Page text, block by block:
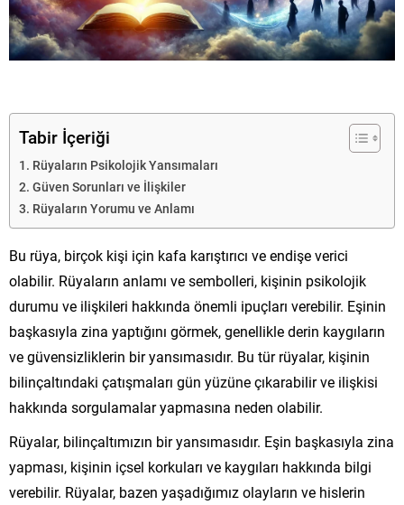
Tabir İçeriği
Rüyaların Psikolojik Yansımaları
Güven Sorunları ve İlişkiler
Rüyaların Yorumu ve Anlamı
Bu rüya, birçok kişi için kafa karıştırıcı ve endişe verici
olabilir. Rüyaların anlamı ve sembolleri, kişinin psikolojik
durumu ve ilişkileri hakkında önemli ipuçları verebilir. Eşinin
başkasıyla zina yaptığını görmek, genellikle derin kaygıların
ve güvensizliklerin bir yansımasıdır. Bu tür rüyalar, kişinin
bilinçaltındaki çatışmaları gün yüzüne çıkarabilir ve ilişkisi
hakkında sorgulamalar yapmasına neden olabilir.
Rüyalar, bilinçaltımızın bir yansımasıdır. Eşin başkasıyla zina
yapması, kişinin içsel korkuları ve kaygıları hakkında bilgi
verebilir. Rüyalar, bazen yaşadığımız olayların ve hislerin